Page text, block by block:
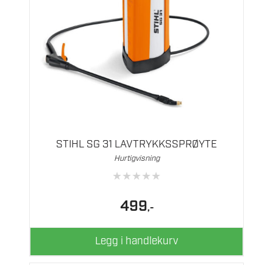
STIHL SG 31 LAVTRYKKSSPRØYTE
Hurtigvisning
★★★★★
499,-
Legg i handlekurv